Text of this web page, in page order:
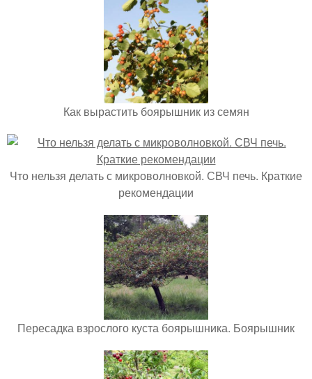
Как вырастить боярышник из семян
Что нельзя делать с микроволновкой. СВЧ печь. Краткие
рекомендации
Пересадка взрослого куста боярышника. Боярышник